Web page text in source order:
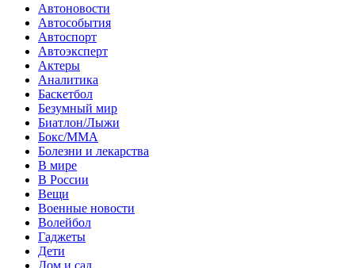
Автоновости
Автособытия
Автоспорт
Автоэксперт
Актеры
Аналитика
Баскетбол
Безумный мир
Биатлон/Лыжи
Бокс/MMA
Болезни и лекарства
В мире
В России
Вещи
Военные новости
Волейбол
Гаджеты
Дети
Дом и сад